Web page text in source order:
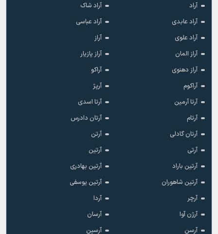
آراد
آراد شاک
آراد عابدی
آراد عباسی
آراد علوی
آراز
آراز المان
آراز پازیار
آراز دهنوی
آراکو
آراکوم
آرپژ
آرتا آرمین
آرتا اسدی
آرتام
آرتان دادرس
آرتان گادلی
آرتن
آرتی
آرتین
آرتین باراد
آرتین بهادری
آرتین شاهوران
آرتین یوسفی
آرچر
آردا
آرژن آوا
آرسان
آرسن
آرسین